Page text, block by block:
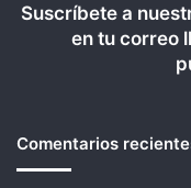
Suscríbete a
en tu correo
Comentarios